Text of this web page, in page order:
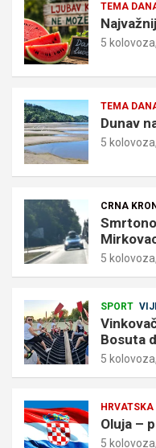
TEMA
5
TEMA
Dunav
5
CRNA
5
SPORT
Bosuta
5
HRVATSKA
Oluja –
5